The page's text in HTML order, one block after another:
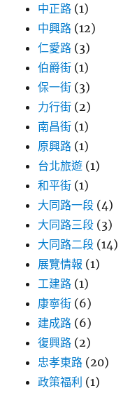
中正路 (1)
中興路 (12)
仁愛路 (3)
伯爵街 (1)
保一街 (3)
力行街 (2)
南昌街 (1)
原興路 (1)
台北旅遊 (1)
和平街 (1)
大同路一段 (4)
大同路三段 (3)
大同路二段 (14)
展覽情報 (1)
工建路 (1)
康寧街 (6)
建成路 (6)
復興路 (2)
忠孝東路 (20)
政策福利 (1)